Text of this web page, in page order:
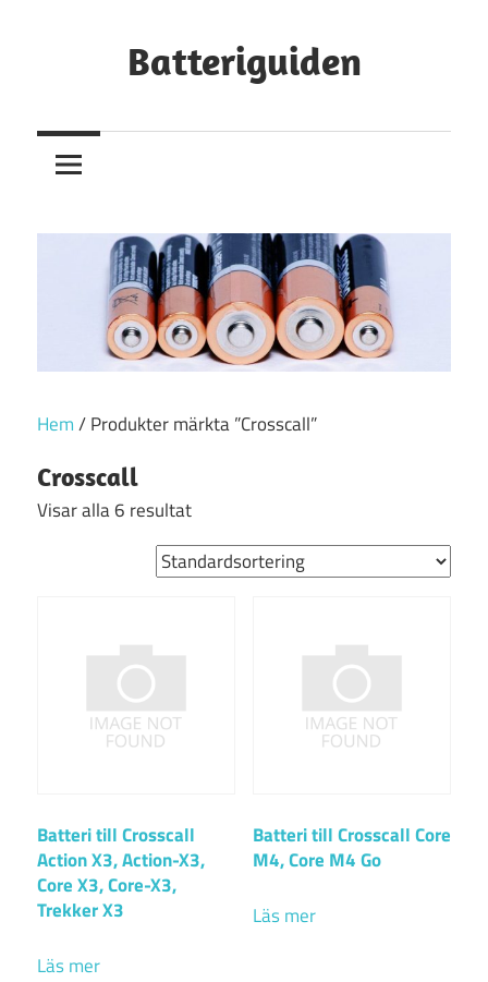
Batteriguiden
Hem/ Produkter märkta ”Crosscall”
Crosscall
Visar alla 6 resultat
Batteri till Crosscall
Action X3, Action-X3,
Core X3, Core-X3,
Trekker X3
Läs mer
Batteri till Crosscall Core
M4, Core M4 Go
Läs mer